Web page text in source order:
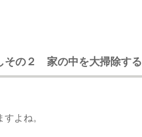
その２ 家の中を大掃除する
よね。